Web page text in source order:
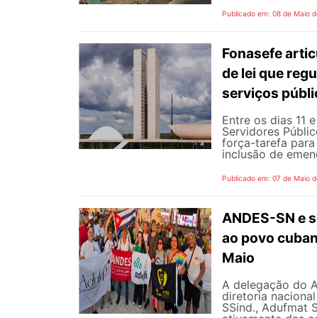
Publicado em: 08 de Maio
Fonasefe
de lei que
serviços
Entre os dias 11
Servidores
força-tarefa
inclusão de
Publicado em: 07 de Maio
ANDES-SN e
ao povo
Maio
A delegação do
diretoria
SSind., Adufmat